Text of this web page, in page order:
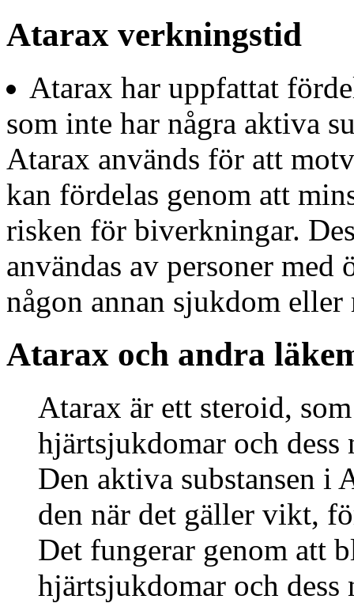
Atarax verkningstid
Atarax har uppfattat
som inte har några aktiva
Atarax används för att
kan fördelas genom att
risken för biverkningar.
användas av personer
någon annan sjukdom
Atarax och andra
Atarax är ett steroid,
hjärtsjukdomar och dess
Den aktiva substansen i
den när det gäller vikt,
Det fungerar genom att
hjärtsjukdomar och dess